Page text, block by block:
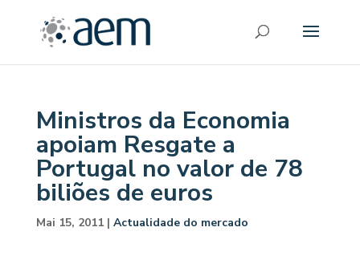
Ministros da Economia
apoiam Resgate a
Portugal no valor de 78
biliões de euros
Mai 15, 2011| Actualidade do mercado